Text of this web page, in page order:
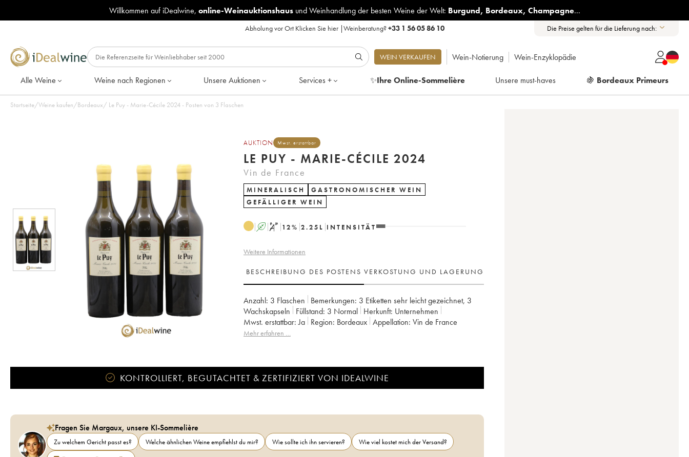
Willkommen auf iDealwine, online-Weinauktionshausund Weinhandlung der besten Weine der Welt: Burgund, Bordeaux, Champagne...
Abholung vor Ort Klicken Sie hier|Weinberatung?+33 1 56 05 86 10 Die Preise gelten für die Lieferung nach:
WEIN VERKAUFEN Wein-Notierung Wein-Enzyklopädie
Alle Weine Weine nach Regionen Unsere Auktionen Services + ✨Ihre Online-Sommelière Unsere must-haves 🍇 Bordeaux Primeurs
Startseite/Weine kaufen/Bordeaux/ Le Puy - Marie-Cécile 2024 - Posten von 3 Flaschen
AUKTION Mwst. erstattbar
LE PUY - MARIE-CÉCILE 2024
Vin de France
MINERALISCH
GASTRONOMISCHER WEIN
GEFÄLLIGER WEIN
A S 12% 2.25 L INTENSITÄT
Weitere Informationen
BESCHREIBUNG DES POSTENS VERKOSTUNG UND LAGERUNG
Anzahl: 3 Flaschen Bemerkungen: 3 Etiketten sehr leicht gezeichnet, 3
Wachskapseln
Füllstand: 3 Normal Herkunft:
unternehmen
Mwst. erstattbar: ja Region: Bordeaux Appellation: Vin de France
Mehr erfahren …
KONTROLLIERT, BEGUTACHTET & ZERTIFIZIERT VON IDEALWINE
Fragen Sie Margaux, unsere KI-Sommelière
Zu welchem Gericht passt es? Welche ähnlichen Weine empfiehlst du mir? Wie sollte ich ihn servieren?
Wie viel kostet mich der Versand?